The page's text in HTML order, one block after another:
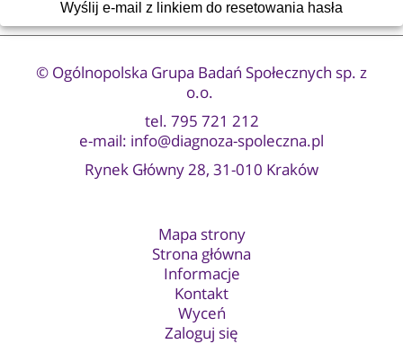
© Ogólnopolska Grupa Badań Społecznych sp. z
o.o.
tel. 795 721 212
e-mail: info@diagnoza-spoleczna.pl
Rynek Główny 28, 31-010 Kraków
Mapa strony
Strona główna
Informacje
Kontakt
Wyceń
Zaloguj się